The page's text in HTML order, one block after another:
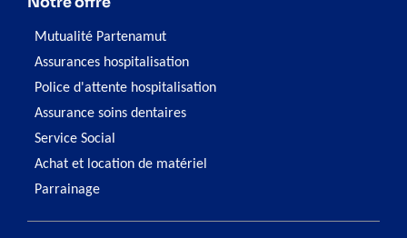
Mutualité Partenamut
Assurances hospitalisation
Police d'attente hospitalisation
Assurance soins dentaires
Service Social
Achat et location de matériel
Parrainage